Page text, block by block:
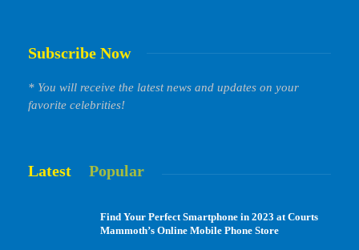
Subscribe Now
* You will receive the latest news and updates on your
favorite celebrities!
Latest Popular
Find Your Perfect Smartphone in 2023 at Courts
Mammoth’s Online Mobile Phone Store